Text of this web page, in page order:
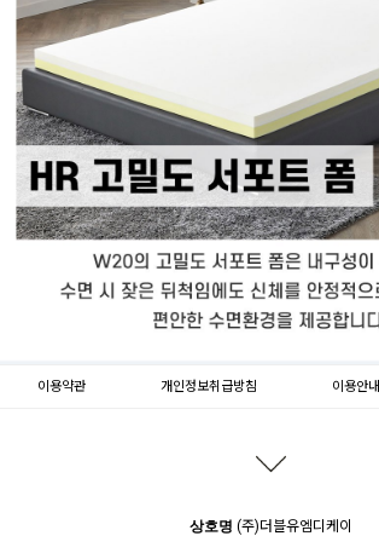
등록된 문의가 없습니다.
이용약관 개인정보취급방침 이용안내
상호명 (주)더블유엠디케이